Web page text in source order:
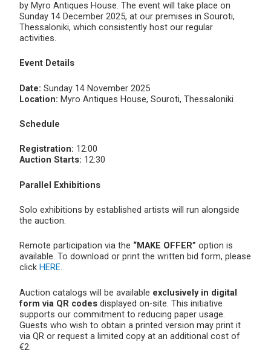
by Myro Antiques House. The event will take place on
Sunday 14 December 2025, at our premises in Souroti,
Thessaloniki, which consistently host our regular
activities.
Event Details
Date: Sunday 14 November 2025
Location: Myro Antiques House, Souroti, Thessaloniki
Schedule
Registration: 12:00
Auction Starts: 12:30
Parallel Exhibitions
Solo exhibitions by established artists will run alongside
the auction.
Remote participation via the “MAKE OFFER” option is
available. To download or print the written bid form, please
click HERE.
Auction catalogs will be available exclusively in digital
form via QR codes displayed on-site. This initiative
supports our commitment to reducing paper usage.
Guests who wish to obtain a printed version may print it
via QR or request a limited copy at an additional cost of
€2.